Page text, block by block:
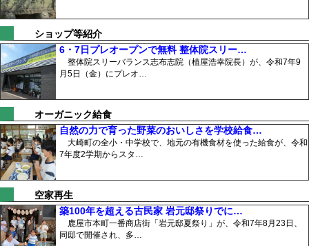
ショップ等紹介
6・7日プレオープンで無料 整体院スリー…
整体院スリーバランス志布志院（植屋浩幸院長）が、令和7年9
月5日（金）にプレオ…
オーガニック給食
自然の力で育った野菜のおいしさを学校給食…
大崎町の全小・中学校で、地元の有機食材を使った給食が、令和
7年度2学期からスタ…
空家再生
築100年を超える古民家 岩元邸祭りでに…
鹿屋市本町一番商店街「岩元邸夏祭り」が、令和7年8月23日、
同邸で開催され、多…